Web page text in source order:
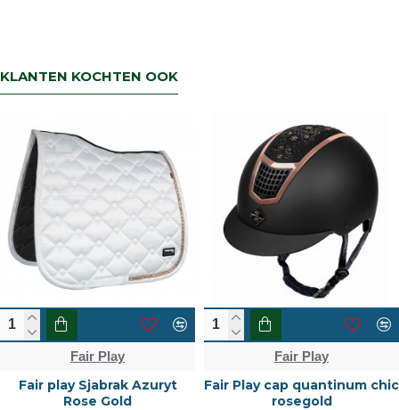
KLANTEN KOCHTEN OOK
Fair Play
Fair play Sjabrak Azuryt
Rose Gold
Fair Play
Fair Play cap quantinum chic
rosegold